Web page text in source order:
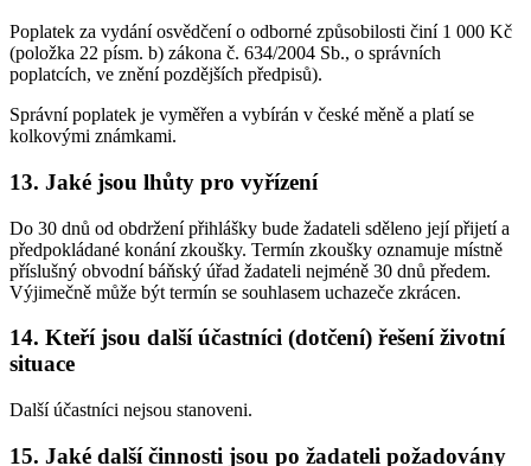
Poplatek za vydání osvědčení o odborné způsobilosti činí 1 000 Kč
(položka 22 písm. b) zákona č. 634/2004 Sb., o správních
poplatcích, ve znění pozdějších předpisů).
Správní poplatek je vyměřen a vybírán v české měně a platí se
kolkovými známkami.
13. Jaké jsou lhůty pro vyřízení
Do 30 dnů od obdržení přihlášky bude žadateli sděleno její přijetí a
předpokládané konání zkoušky. Termín zkoušky oznamuje místně
příslušný obvodní báňský úřad žadateli nejméně 30 dnů předem.
Výjimečně může být termín se souhlasem uchazeče zkrácen.
14. Kteří jsou další účastníci (dotčení) řešení životní
situace
Další účastníci nejsou stanoveni.
15. Jaké další činnosti jsou po žadateli požadovány